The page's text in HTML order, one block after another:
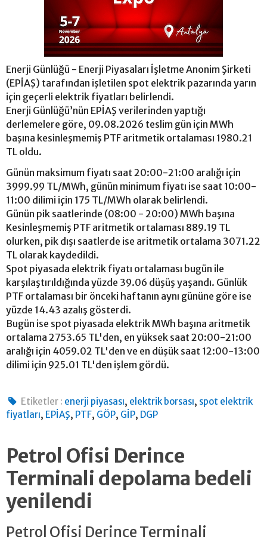
Enerji Günlüğü - Enerji Piyasaları İşletme Anonim Şirketi
(EPİAŞ) tarafından işletilen spot elektrik pazarında yarın
için geçerli elektrik fiyatları belirlendi.
Enerji Günlüğü’nün EPİAŞ verilerinden yaptığı
derlemelere göre, 09.08.2026 teslim gün için MWh
başına kesinleşmemiş PTF aritmetik ortalaması 1980.21
TL oldu.
Günün maksimum fiyatı saat 20:00-21:00 aralığı için
3999.99 TL/MWh, günün minimum fiyatı ise saat 10:00-
11:00 dilimi için 175 TL/MWh olarak belirlendi.
Günün pik saatlerinde (08:00 - 20:00) MWh başına
Kesinleşmemiş PTF aritmetik ortalaması 889.19 TL
olurken, pik dışı saatlerde ise aritmetik ortalama 3071.22
TL olarak kaydedildi.
Spot piyasada elektrik fiyatı ortalaması bugün ile
karşılaştırıldığında yüzde 39.06 düşüş yaşandı. Günlük
PTF ortalaması bir önceki haftanın aynı gününe göre ise
yüzde 14.43 azalış gösterdi.
Bugün ise spot piyasada elektrik MWh başına aritmetik
ortalama 2753.65 TL'den, en yüksek saat 20:00-21:00
aralığı için 4059.02 TL'den ve en düşük saat 12:00-13:00
dilimi için 925.01 TL'den işlem gördü.
Etiketler : enerji piyasası, elektrik borsası, spot elektrik
fiyatları, EPİAŞ, PTF, GÖP, GİP, DGP
Petrol Ofisi Derince
Terminali depolama bedeli
yenilendi
Petrol Ofisi Derince Terminali